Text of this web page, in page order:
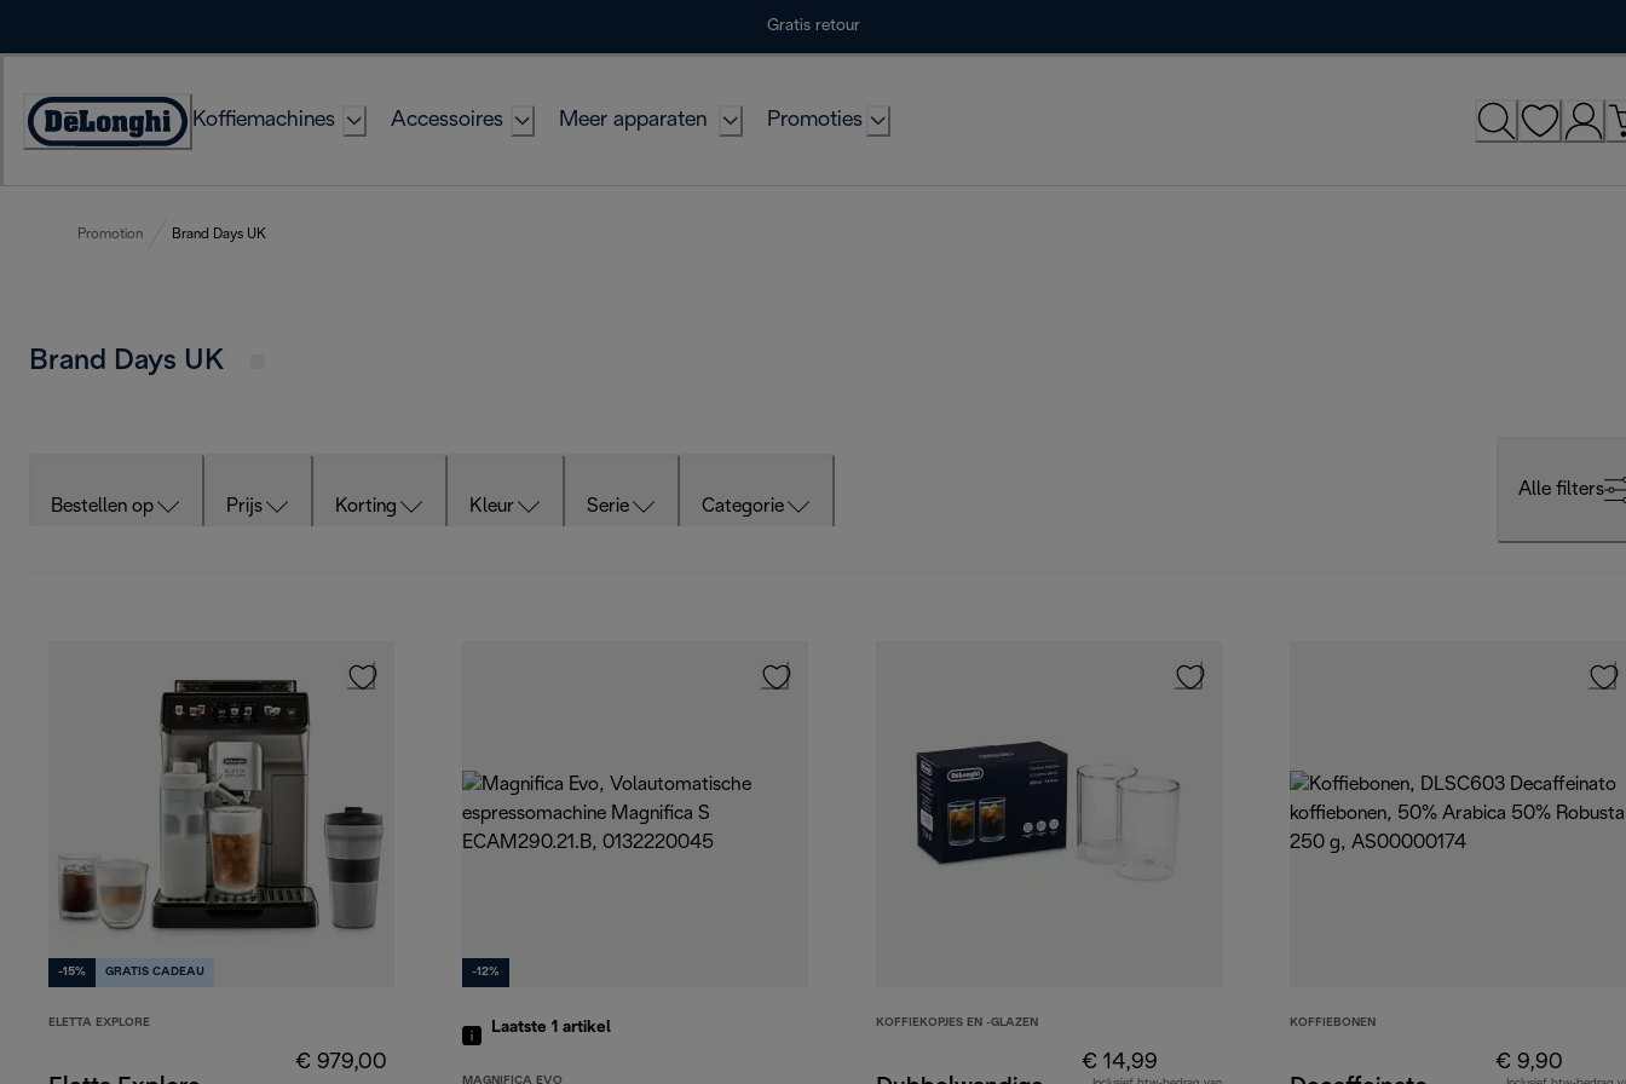
Gratis retour
Accessibility
Koffiemachines Accessoires Meer apparaten Promoties
Promotion Brand Days UK
Brand Days UK
Bestellen op Prijs Korting Kleur Serie Categorie
Alle filters
-15% GRATIS CADEAU
ELETTA EXPLORE
€ 979,00
-12%
Laatste 1 artikel
MAGNIFICA EVO
KOFFIEKOPJES EN -GLAZEN
€ 14,99
KOFFIEBONEN
€ 9,90